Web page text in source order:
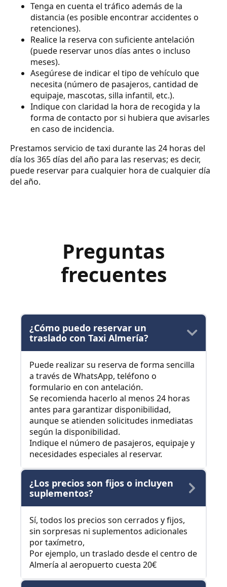
Tenga en cuenta el tráfico además de la
distancia (es posible encontrar accidentes o
retenciones).
Realice la reserva con suficiente antelación
(puede reservar unos días antes o incluso
meses).
Asegúrese de indicar el tipo de vehículo que
necesita (número de pasajeros, cantidad de
equipaje, mascotas, silla infantil, etc.).
Indique con claridad la hora de recogida y la
forma de contacto por si hubiera que avisarles
en caso de incidencia.
Prestamos servicio de taxi durante las 24 horas del
día los 365 días del año para las reservas; es decir,
puede reservar para cualquier hora de cualquier día
del año.
Preguntas
frecuentes
¿Cómo puedo reservar un
traslado con Taxi Almería?
Puede realizar su reserva de forma sencilla
a través de WhatsApp, teléfono o
formulario en con antelación.
Se recomienda hacerlo al menos 24 horas
antes para garantizar disponibilidad,
aunque se atienden solicitudes inmediatas
según la disponibilidad.
Indique el número de pasajeros, equipaje y
necesidades especiales al reservar.
¿Los precios son fijos o incluyen
suplementos?
Sí, todos los precios son cerrados y fijos,
sin sorpresas ni suplementos adicionales
por taxímetro,
Por ejemplo, un traslado desde el centro de
Almería al aeropuerto cuesta 20€